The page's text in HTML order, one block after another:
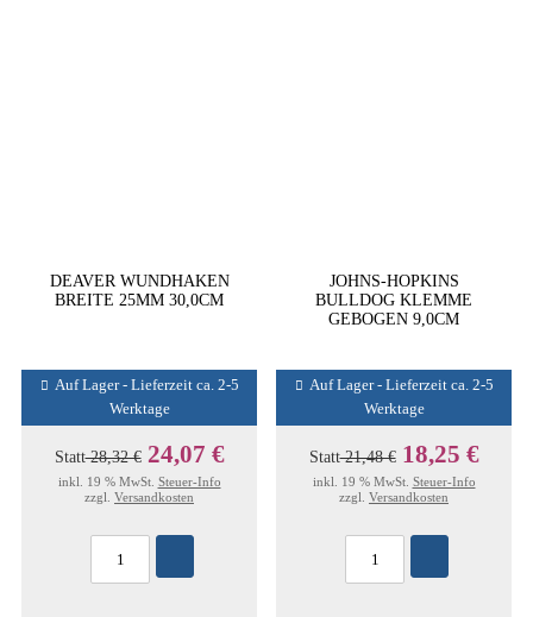
DEAVER WUNDHAKEN
BREITE 25MM 30,0CM
Auf Lager - Lieferzeit ca. 2-5
Werktage
Statt28,32 € 24,07 €
inkl. 19 % MwSt. Steuer-Info
zzgl. Versandkosten
JOHNS-HOPKINS
BULLDOG KLEMME
GEBOGEN 9,0CM
Auf Lager - Lieferzeit ca. 2-5
Werktage
Statt21,48 € 18,25 €
inkl. 19 % MwSt. Steuer-Info
zzgl. Versandkosten